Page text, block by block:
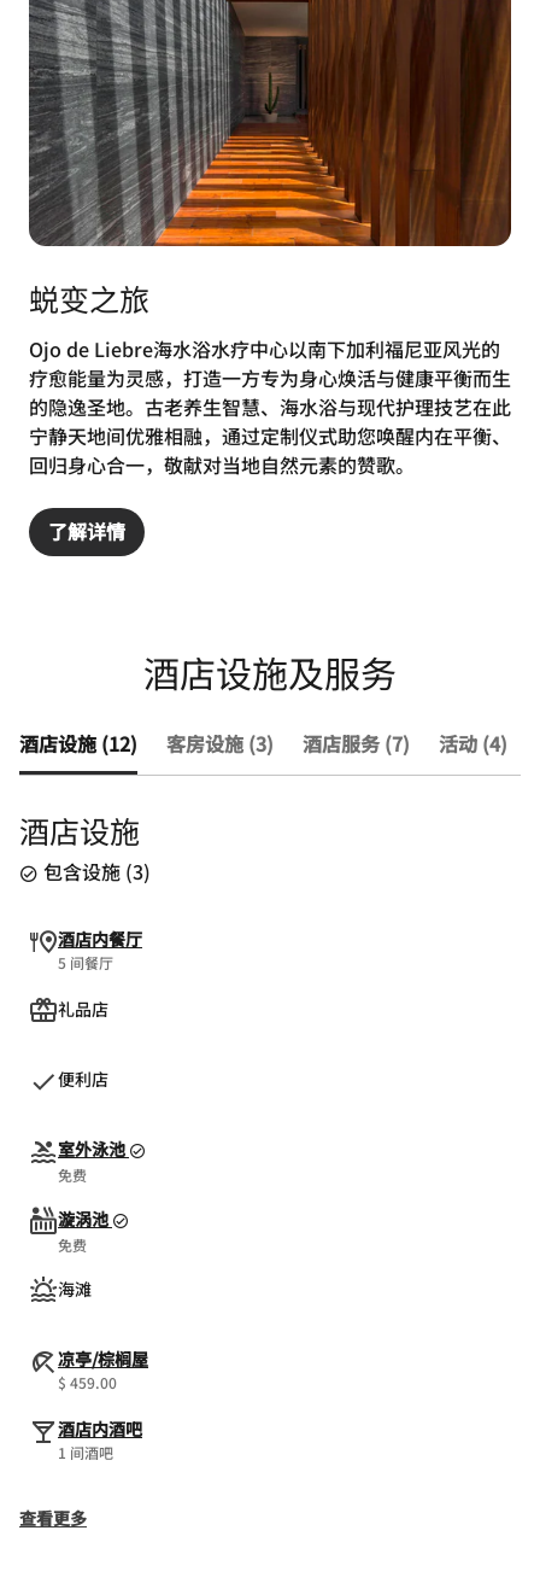
蜕变之旅
Ojo de Liebre海水浴水疗中心以南下加利福尼亚风光的
疗愈能量为灵感，打造一方专为身心焕活与健康平衡而生
的隐逸圣地。古老养生智慧、海水浴与现代护理技艺在此
宁静天地间优雅相融，通过定制仪式助您唤醒内在平衡、
回归身心合一，敬献对当地自然元素的赞歌。
了解详情
酒店设施及服务
酒店设施 (12) 客房设施 (3) 酒店服务 (7) 活动 (4)
酒店设施
包含设施 (3)
酒店内餐厅
5 间餐厅
礼品店
便利店
室外泳池
免费
漩涡池
免费
海滩
凉亭/棕榈屋
$ 459.00
酒店内酒吧
1 间酒吧
查看更多